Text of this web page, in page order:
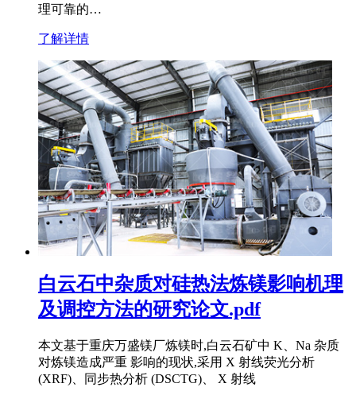
理可靠的…
了解详情
白云石中杂质对硅热法炼镁影响机理
及调控方法的研究论文.pdf
本文基于重庆万盛镁厂炼镁时,白云石矿中 K、Na 杂质
对炼镁造成严重 影响的现状,采用 X 射线荧光分析
(XRF)、同步热分析 (DSCTG)、 X 射线